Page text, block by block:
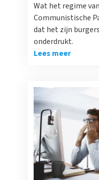
Wat het regime
Communistische
dat het zijn
onderdrukt.
Lees meer